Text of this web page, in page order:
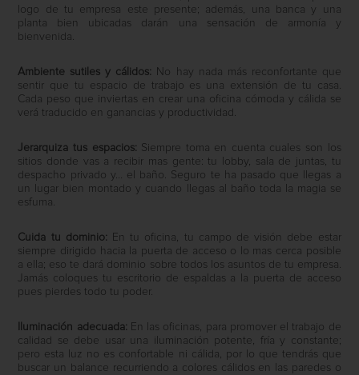
logo de tu empresa este presente; además, una banca y una
planta bien ubicadas darán una sensación de armonía y
bienvenida.
Ambiente sutiles y cálidos:
No hay nada más reconfortante que
sentir que tu espacio de trabajo es una extensión de tu casa.
Cada peso que inviertas en crear una oficina cómoda y cálida se
verá traducido en ganancias y productividad.
Jerarquiza tus espacios: Siempre toma en cuenta cuales son los
sitios donde vas a recibir mas gente: tu lobby, sala de juntas, tu
despacho privado y… el baño. Seguro te ha pasado que llegas a
un lugar bien montado y cuando llegas al baño toda la magia se
esfuma.
Cuida tu dominio: En tu oficina, tu campo de visión debe estar
siempre dirigido hacia la puerta de acceso o lo mas cerca posible
a ella; eso te dará dominio sobre todos los asuntos de tu empresa.
Jamás coloques tu escritorio de espaldas a la puerta de acceso
pues pierdes todo tu poder.
Iluminación adecuada: En las oficinas, para promover el trabajo de
calidad se debe usar una iluminación potente, fría y constante;
pero esta luz no es confortable ni cálida, por lo que tendrás que
buscar un balance recurriendo a colores cálidos en las paredes o